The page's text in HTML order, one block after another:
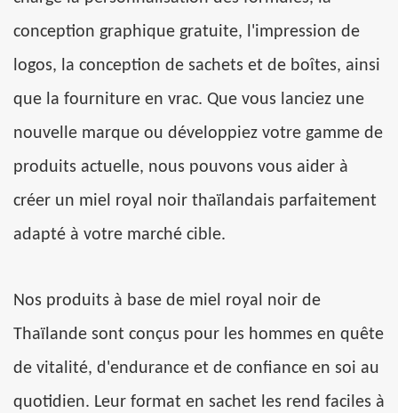
conception graphique gratuite, l'impression de
logos, la conception de sachets et de boîtes, ainsi
que la fourniture en vrac. Que vous lanciez une
nouvelle marque ou développiez votre gamme de
produits actuelle, nous pouvons vous aider à
créer un miel royal noir thaïlandais parfaitement
adapté à votre marché cible.
Nos produits à base de miel royal noir de
Thaïlande sont conçus pour les hommes en quête
de vitalité, d'endurance et de confiance en soi au
quotidien. Leur format en sachet les rend faciles à